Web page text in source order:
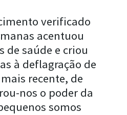
verificado
acentuou
de saúde e criou
à deflagração de
recente, de
nos o poder da
somos